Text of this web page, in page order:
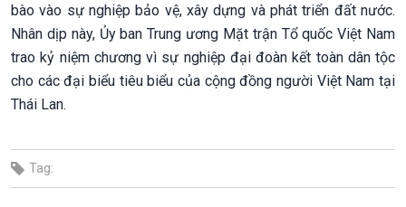
bào vào sự nghiệp bảo vệ, xây dựng và phát triển đất nước.
Nhân dịp này, Ủy ban Trung ương Mặt trận Tổ quốc Việt Nam
trao kỷ niệm chương vì sự nghiệp đại đoàn kết toàn dân tộc
cho các đại biểu tiêu biểu của cộng đồng người Việt Nam tại
Thái Lan.
Tag: